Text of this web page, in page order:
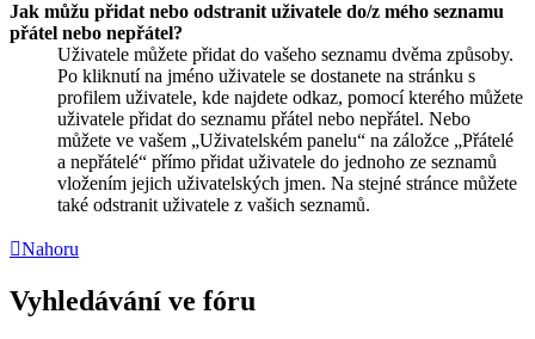
Jak můžu přidat nebo odstranit uživatele do/z mého seznamu
přátel nebo nepřátel?
Uživatele můžete přidat do vašeho seznamu dvěma způsoby.
Po kliknutí na jméno uživatele se dostanete na stránku s
profilem uživatele, kde najdete odkaz, pomocí kterého můžete
uživatele přidat do seznamu přátel nebo nepřátel. Nebo
můžete ve vašem „Uživatelském panelu“ na záložce „Přátelé
a nepřátelé“ přímo přidat uživatele do jednoho ze seznamů
vložením jejich uživatelských jmen. Na stejné stránce můžete
také odstranit uživatele z vašich seznamů.
Nahoru
Vyhledávání ve fóru